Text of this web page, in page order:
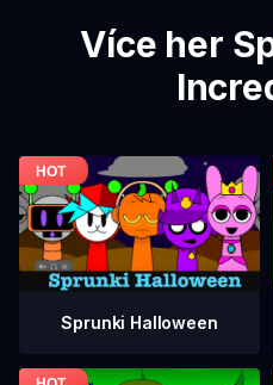
Více her
Sprunki Halloween